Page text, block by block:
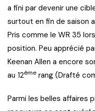
a fini par devenir une
surtout en fin de saison
Pris comme le WR 35
position. Peu apprécié
Keenan Allen a encore
au 12ème rang (Drafté
Parmi les belles affaires